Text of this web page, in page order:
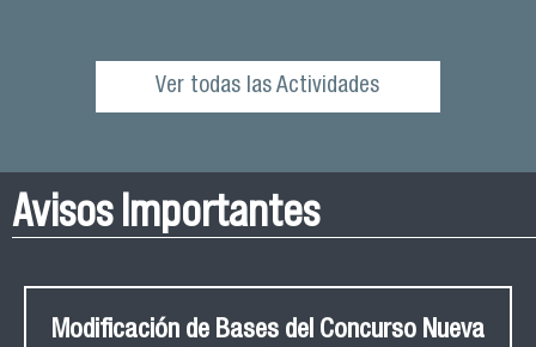
Ver todas las Actividades
Avisos Importantes
Modificación de Bases del Concurso Nueva